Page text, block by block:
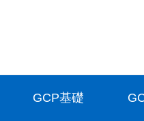
GCP基礎